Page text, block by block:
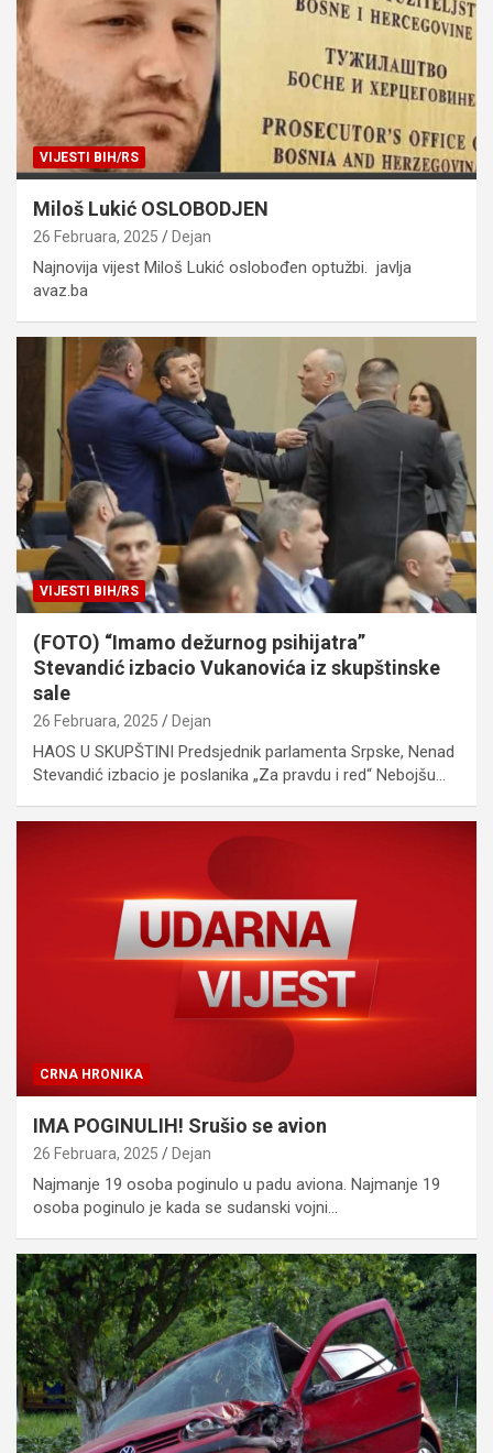
VIJESTI BIH/RS
Miloš Lukić OSLOBODJEN
26 Februara, 2025 Dejan
Najnovija vijest Miloš Lukić oslobođen optužbi. javlja
avaz.ba
VIJESTI BIH/RS
(FOTO) “Imamo dežurnog psihijatra”
Stevandić izbacio Vukanovića iz skupštinske
sale
26 Februara, 2025 Dejan
HAOS U SKUPŠTINI Predsjednik parlamenta Srpske, Nenad
Stevandić izbacio je poslanika „Za pravdu i red“ Nebojšu…
CRNA HRONIKA
IMA POGINULIH! Srušio se avion
26 Februara, 2025 Dejan
Najmanje 19 osoba poginulo u padu aviona. Najmanje 19
osoba poginulo je kada se sudanski vojni…